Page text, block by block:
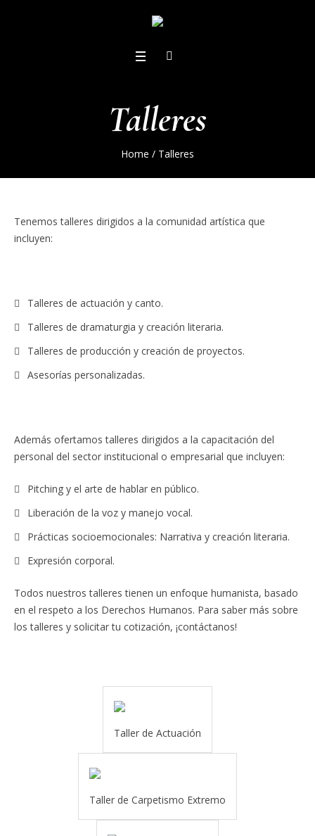
Talleres
Home / Talleres
Tenemos talleres dirigidos a la comunidad artística que
incluyen:
Talleres de actuación y canto.
Talleres de dramaturgia y creación literaria.
Talleres de producción y creación de proyectos.
Asesorías personalizadas.
Además ofertamos talleres dirigidos a la capacitación del
personal del sector institucional o empresarial que incluyen:
Pitching y el arte de hablar en público.
Liberación de la voz y manejo vocal.
Prácticas socioemocionales: Narrativa y creación literaria.
Expresión corporal.
Todos nuestros talleres tienen un enfoque humanista, basado
en el respeto a los Derechos Humanos. Para saber más sobre
los talleres y solicitar tu cotización, ¡contáctanos!
Taller de Actuación
Taller de Carpetismo Extremo